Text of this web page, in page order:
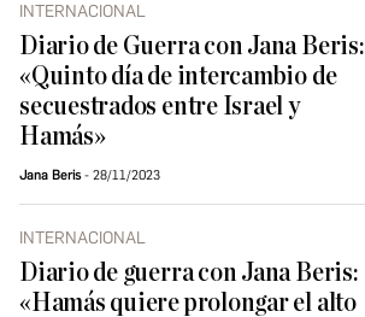
INTERNACIONAL
Diario de Guerra con Jana Beris:
«Quinto día de intercambio de
secuestrados entre Israel y
Hamás»
Jana Beris 28/11/2023
INTERNACIONAL
Diario de guerra con Jana Beris:
«Hamás quiere prolongar el alto